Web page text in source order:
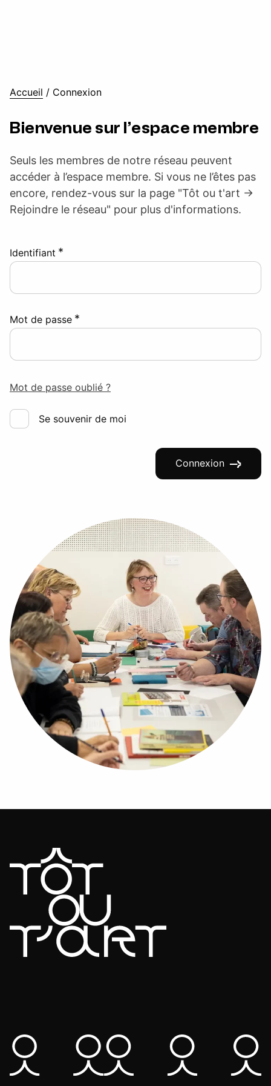
Accueil / Connexion
Bienvenue sur l’espace membre
Seuls les membres de notre réseau peuvent
accéder à l’espace membre. Si vous ne l’êtes pas
encore, rendez-vous sur la page "Tôt ou t'art ->
Rejoindre le réseau" pour plus d'informations.
Identifiant *
Mot de passe *
Mot de passe oublié ?
Se souvenir de moi
Connexion